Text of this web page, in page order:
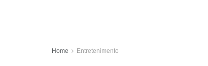
Home Entretenimento